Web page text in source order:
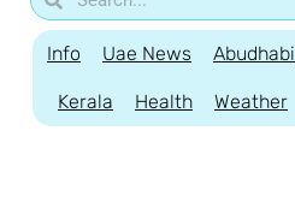
Info Uae News Abudhabi
Kerala Health Weather